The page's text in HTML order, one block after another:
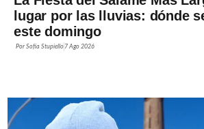
lugar por las lluvias: dónde
este domingo
PorSofía Stupiello 7 Ago 2026